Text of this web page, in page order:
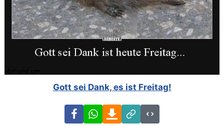
Gott sei Dank, es ist Freitag!
FacebookWhatsAppDownload
Link
Code